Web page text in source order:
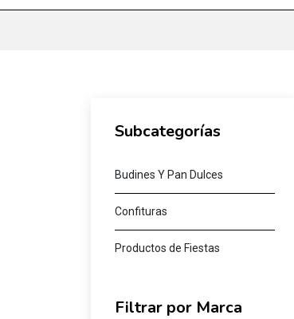
Subcategorías
Budines Y Pan Dulces
Confituras
Productos de Fiestas
Filtrar por Marca